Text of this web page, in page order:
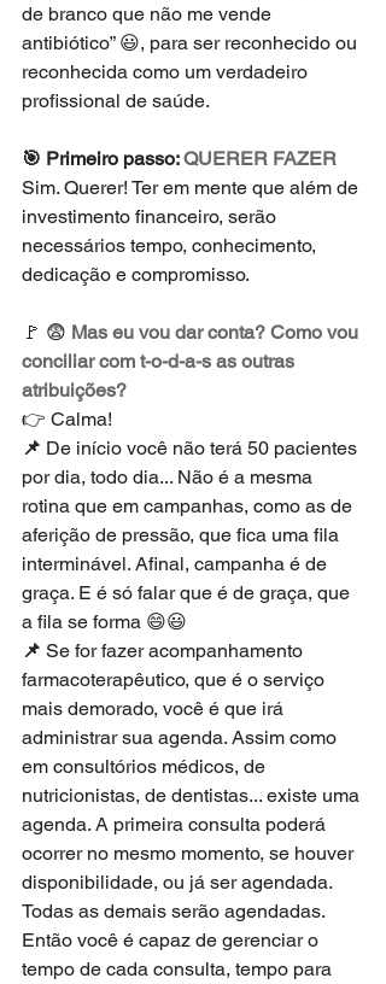
de branco que não me vende
antibiótico” 😃, para ser reconhecido ou
reconhecida como um verdadeiro
profissional de saúde.
🎯 Primeiro passo: QUERER FAZER
Sim. Querer! Ter em mente que além de
investimento financeiro, serão
necessários tempo, conhecimento,
dedicação e compromisso.
🚩 😨 Mas eu vou dar conta? Como vou
conciliar com t-o-d-a-s as outras
atribuições?
👉 Calma!
📌 De início você não terá 50 pacientes
por dia, todo dia... Não é a mesma
rotina que em campanhas, como as de
aferição de pressão, que fica uma fila
interminável. Afinal, campanha é de
graça. E é só falar que é de graça, que
a fila se forma 😄😃
📌 Se for fazer acompanhamento
farmacoterapêutico, que é o serviço
mais demorado, você é que irá
administrar sua agenda. Assim como
em consultórios médicos, de
nutricionistas, de dentistas... existe uma
agenda. A primeira consulta poderá
ocorrer no mesmo momento, se houver
disponibilidade, ou já ser agendada.
Todas as demais serão agendadas.
Então você é capaz de gerenciar o
tempo de cada consulta, tempo para